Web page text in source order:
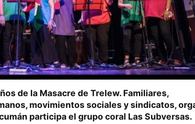
de la Masacre de Trelew. Familiares,
movimientos sociales y sindicatos,
participa el grupo coral Las Subversas.